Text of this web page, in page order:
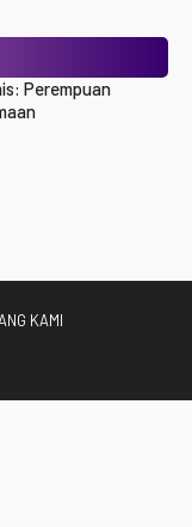
Perempuan
KAMI